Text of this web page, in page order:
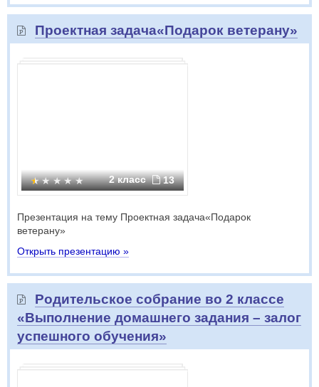
Проектная задача«Подарок ветерану»
2 класс 13
Презентация на тему Проектная задача«Подарок
ветерану»
Открыть презентацию »
Родительское собрание во 2 классе
«Выполнение домашнего задания – залог
успешного обучения»